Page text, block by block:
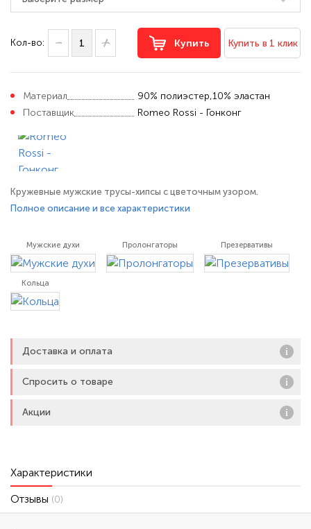
Кол-во: Купить Купить в 1 клик
Материал
90% полиэстер,10% эластан
Поставщик
Romeo Rossi - Гонконг
Кружевные мужские трусы-хипсы с цветочным узором.
Полное описание и все характеристики
Мужские духи Пролонгаторы Презервативы
Кольца
Доставка и оплата
Спросить о товаре
Акции
Характеристики
Отзывы (0)